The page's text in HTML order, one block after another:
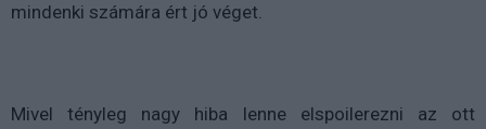
mindenki számára ért jó véget.
Mivel tényleg nagy hiba lenne elspoilerezni az ott